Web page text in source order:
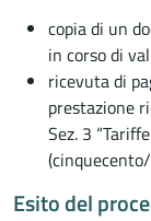
copia di un
in corso di
ricevuta di
prestazione
Sez. 3
Esito del